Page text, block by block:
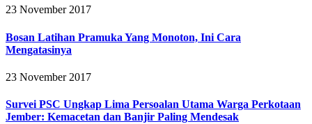
23 November 2017
Bosan Latihan Pramuka Yang Monoton, Ini Cara
Mengatasinya
23 November 2017
Survei PSC Ungkap Lima Persoalan Utama Warga Perkotaan
Jember: Kemacetan dan Banjir Paling Mendesak